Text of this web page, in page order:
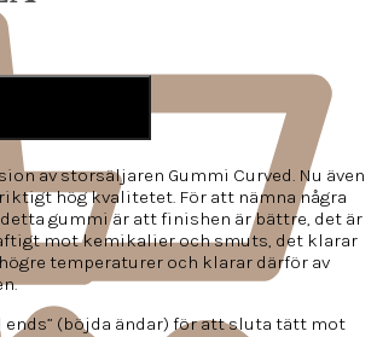
av storsäljaren Gummi Curved. Nu även
hög kvalitetet. För att nämna några
gummi är att finishen är bättre, det är
mot kemikalier och smuts, det klarar
temperaturer och klarar därför av
ends” (böjda ändar) för att sluta tätt mot